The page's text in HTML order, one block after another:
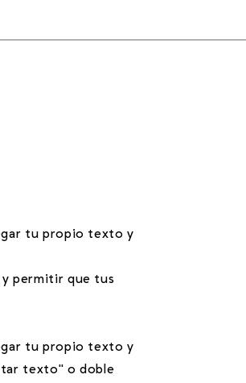
tu propio texto y
permitir que tus
tu propio texto y
texto" o doble